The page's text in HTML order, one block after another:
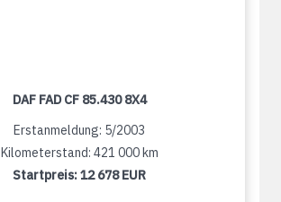
DAF FAD CF 85.430 8X4
Erstanmeldung: 5/2003
Kilometerstand: 421 000 km
Startpreis:12 678 EUR